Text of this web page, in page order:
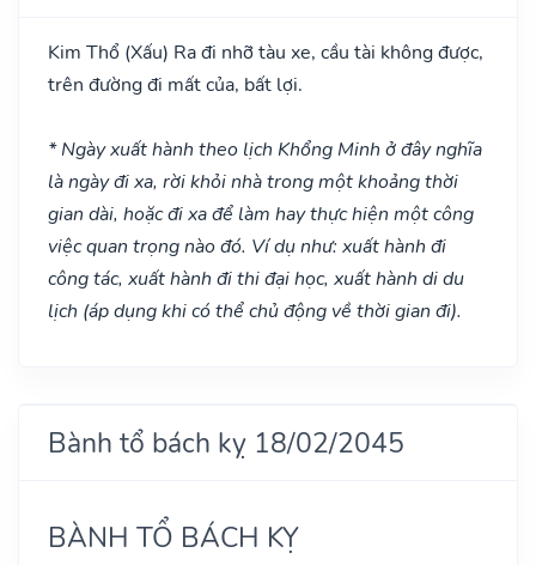
Kim Thổ (Xấu) Ra đi nhỡ tàu xe, cầu tài không được,
trên đường đi mất của, bất lợi.
* Ngày xuất hành theo lịch Khổng Minh ở đây nghĩa
là ngày đi xa, rời khỏi nhà trong một khoảng thời
gian dài, hoặc đi xa để làm hay thực hiện một công
việc quan trọng nào đó. Ví dụ như: xuất hành đi
công tác, xuất hành đi thi đại học, xuất hành di du
lịch (áp dụng khi có thể chủ động về thời gian đi).
Bành tổ bách kỵ 18/02/2045
BÀNH TỔ BÁCH KỴ